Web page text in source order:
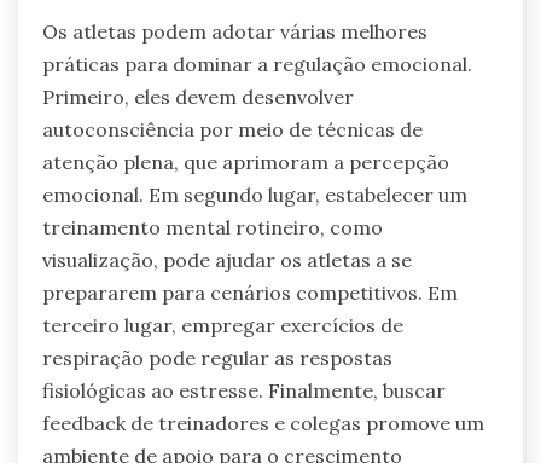
Os atletas podem adotar várias melhores
práticas para dominar a regulação emocional.
Primeiro, eles devem desenvolver
autoconsciência por meio de técnicas de
atenção plena, que aprimoram a percepção
emocional. Em segundo lugar, estabelecer um
treinamento mental rotineiro, como
visualização, pode ajudar os atletas a se
prepararem para cenários competitivos. Em
terceiro lugar, empregar exercícios de
respiração pode regular as respostas
fisiológicas ao estresse. Finalmente, buscar
feedback de treinadores e colegas promove um
ambiente de apoio para o crescimento